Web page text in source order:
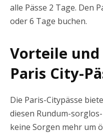
alle Pässe 2 Tage. Den
oder 6 Tage buchen.
Vorteile
Paris City-
Die Paris-Citypässe
diesen Rundum-
keine Sorgen mehr um